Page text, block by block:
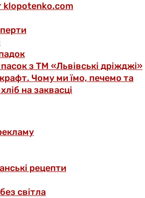
klopotenko.com
з ТМ «Львівські дріжджі»
Чому ми їмо, печемо та
на заквасці
рецепти
світла